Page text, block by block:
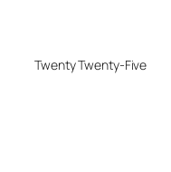
Twenty Twenty-Five